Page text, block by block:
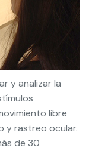
y analizar la
libre
y rastreo ocular.
de 30